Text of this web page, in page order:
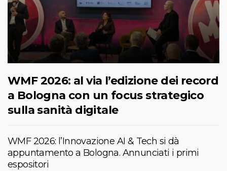
WMF 2026: al via l’edizione dei record
a Bologna con un focus strategico
sulla sanità digitale
WMF 2026: l’Innovazione AI & Tech si dà
appuntamento a Bologna. Annunciati i primi
espositori